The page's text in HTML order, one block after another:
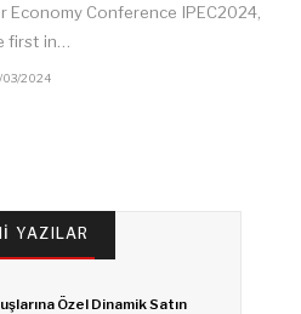
Economy Conference IPEC2024,
first in…
03/2024
YAZILAR
Özel Dinamik Satın